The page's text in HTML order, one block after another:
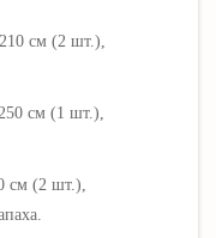
см (2 шт.),
(1 шт.),
шт.),